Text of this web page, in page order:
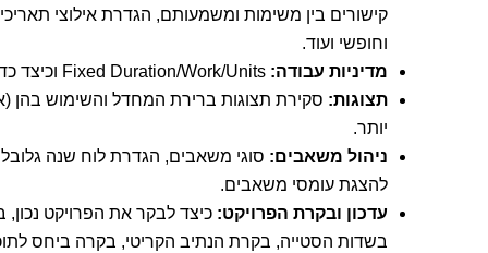
קישורים בין משימות ומשמעותם, הגדרת אילוצי
וחופשי ועוד.
מדיניות עבודה:
תצוגות: סקירת תצוגות ברירת המחדל והשימוש בהן
יותר.
ניהול משאבים: סוגי משאבים, הגדרת לוח שנה
להצגת עומסי משאבים.
עדכון ובקרת הפרויקט:
בשדות הסטייה, בקרת הנתיב הקריטי, בקרה ביחס